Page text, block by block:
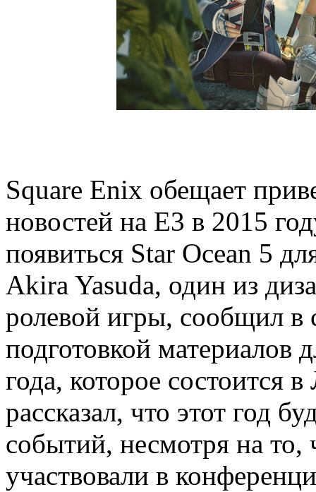
Square Enix обещает
новостей на E3 в 2015
появиться Star Ocean 5
Akira Yasuda, один из
ролевой игры, сообщил в
подготовкой материалов
года, которое состоится
рассказал, что этот год
событий, несмотря на то,
участвовали в